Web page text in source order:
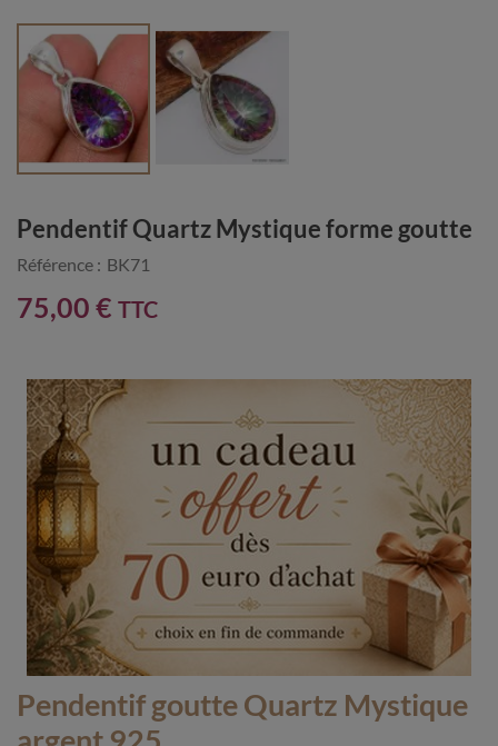
Pendentif Quartz Mystique forme goutte
Référence : BK71
75,00 € TTC
Pendentif goutte Quartz Mystique